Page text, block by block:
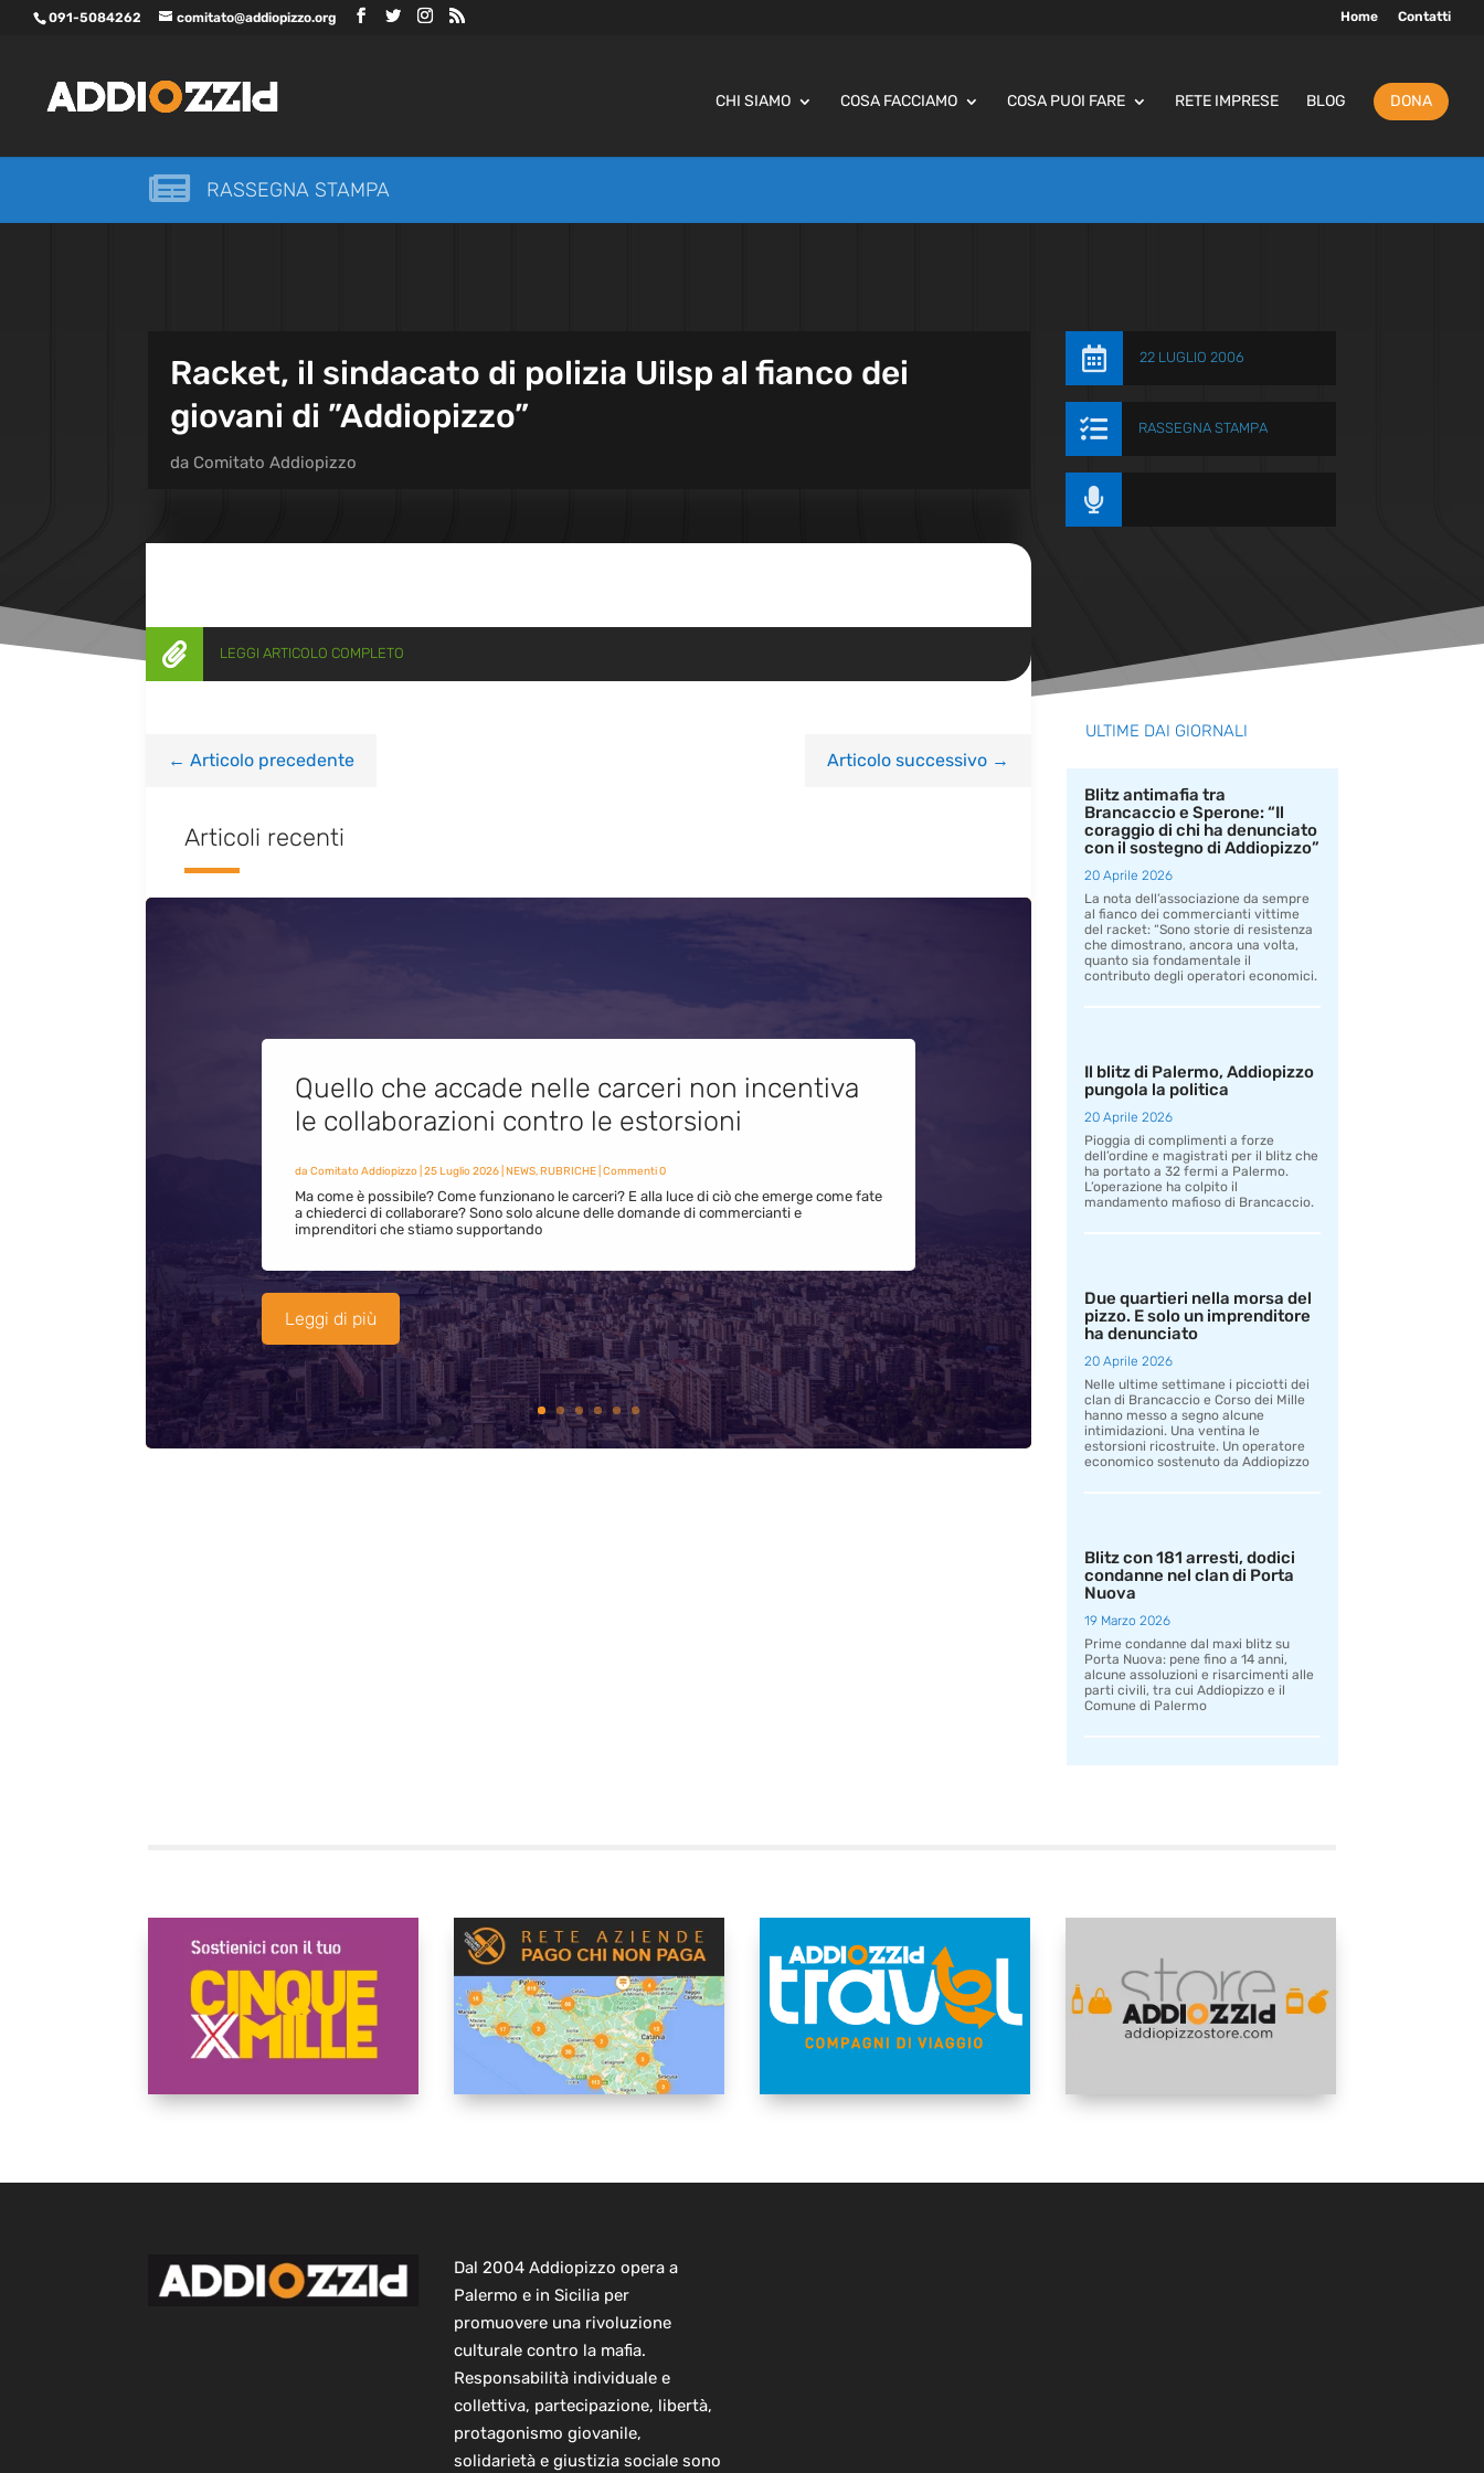
091-5084262 comitato@addiopizzo.org Home Contatti
CHI SIAMO COSA FACCIAMO COSA PUOI FARE RETE IMPRESE BLOG DONA
 RASSEGNA STAMPA
Racket, il sindacato di polizia Uilsp al fianco dei
giovani di ”Addiopizzo”
da Comitato Addiopizzo
 22 LUGLIO 2006
 RASSEGNA STAMPA

 LEGGI ARTICOLO COMPLETO
← Articolo precedente Articolo successivo→
Articoli recenti
Quello che accade nelle carceri non incentiva
le collaborazioni contro le estorsioni
da Comitato Addiopizzo| 25 Luglio 2026| NEWS,RUBRICHE| Commenti 0
Ma come è possibile? Come funzionano le carceri? E alla luce di ciò che emerge come fate
a chiederci di collaborare? Sono solo alcune delle domande di commercianti e
imprenditori che stiamo supportando
Leggi di più
ULTIME DAI GIORNALI
Blitz antimafia tra
Brancaccio e Sperone: “Il
coraggio di chi ha denunciato
con il sostegno di Addiopizzo”
20 Aprile 2026
La nota dell’associazione da sempre
al fianco dei commercianti vittime
del racket: “Sono storie di resistenza
che dimostrano, ancora una volta,
quanto sia fondamentale il
contributo degli operatori economici.
Il blitz di Palermo, Addiopizzo
pungola la politica
20 Aprile 2026
Pioggia di complimenti a forze
dell’ordine e magistrati per il blitz che
ha portato a 32 fermi a Palermo.
L’operazione ha colpito il
mandamento mafioso di Brancaccio.
Due quartieri nella morsa del
pizzo. E solo un imprenditore
ha denunciato
20 Aprile 2026
Nelle ultime settimane i picciotti dei
clan di Brancaccio e Corso dei Mille
hanno messo a segno alcune
intimidazioni. Una ventina le
estorsioni ricostruite. Un operatore
economico sostenuto da Addiopizzo
Blitz con 181 arresti, dodici
condanne nel clan di Porta
Nuova
19 Marzo 2026
Prime condanne dal maxi blitz su
Porta Nuova: pene fino a 14 anni,
alcune assoluzioni e risarcimenti alle
parti civili, tra cui Addiopizzo e il
Comune di Palermo
Dal 2004 Addiopizzo opera a
Palermo e in Sicilia per
promuovere una rivoluzione
culturale contro la mafia.
Responsabilità individuale e
collettiva, partecipazione, libertà,
protagonismo giovanile,
solidarietà e giustizia sociale sono